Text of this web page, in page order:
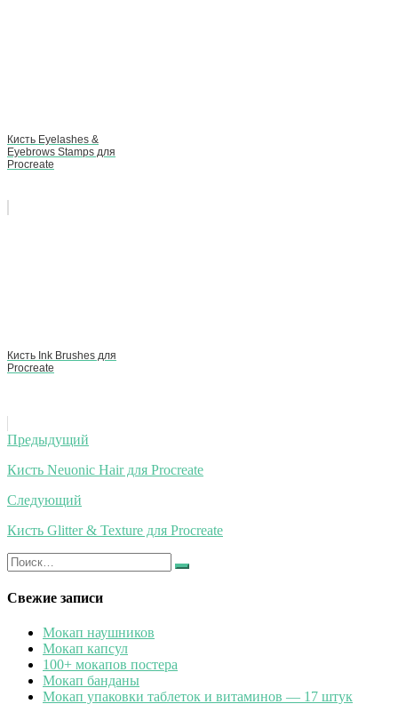
Кисть Eyelashes &
Eyebrows Stamps для
Procreate
Кисть Ink Brushes для
Procreate
Навигация
по
записям
Предыдущий
Кисть Neuonic Hair для Procreate
Следующий
Кисть Glitter & Texture для Procreate
Искать:
Найти
Свежие записи
Мокап наушников
Мокап капсул
100+ мокапов постера
Мокап банданы
Мокап упаковки таблеток и витаминов — 17 штук